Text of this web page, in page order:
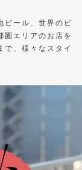
ビール、世界のビ
圏エリアのお店を
で、様々なスタイ